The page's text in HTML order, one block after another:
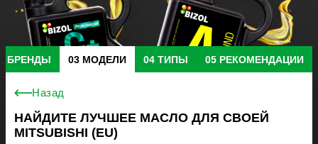
БРЕНДЫ МОДЕЛИ ТИПЫ РЕКОМЕНДАЦИИ
Назад
НАЙДИТЕ ЛУЧШЕЕ МАСЛО ДЛЯ СВОЕЙ
MITSUBISHI (EU)